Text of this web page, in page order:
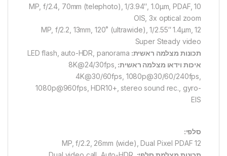
10 MP, f/2.4, 70mm (telephoto), 1/3.94″, 1.0µm, PDAF,
OIS, 3x optical zoom
12 MP, f/2.2, 13mm, 120˚ (ultrawide), 1/2.55″ 1.4µm,
Super Steady video
תכונות מצלמה ראשית: LED flash, auto-HDR, panorama
איכות וידאו מצלמה ראשית: 8K@24/30fps,
4K@30/60fps, 1080p@30/60/240fps,
1080p@960fps, HDR10+, stereo sound rec., gyro-
EIS
סלפי:
12 MP, f/2.2, 26mm (wide), Dual Pixel PDAF